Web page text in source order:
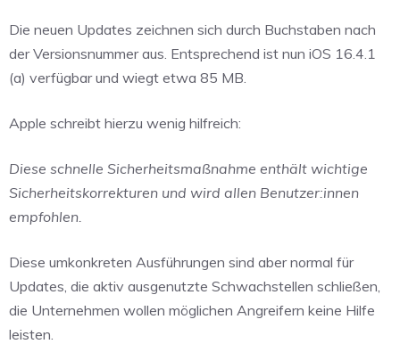
Die neuen Updates zeichnen sich durch Buchstaben nach
der Versionsnummer aus. Entsprechend ist nun iOS 16.4.1
(a) verfügbar und wiegt etwa 85 MB.
Apple schreibt hierzu wenig hilfreich:
Diese schnelle Sicherheitsmaßnahme enthält wichtige
Sicherheitskorrekturen und wird allen Benutzer:innen
empfohlen.
Diese umkonkreten Ausführungen sind aber normal für
Updates, die aktiv ausgenutzte Schwachstellen schließen,
die Unternehmen wollen möglichen Angreifern keine Hilfe
leisten.